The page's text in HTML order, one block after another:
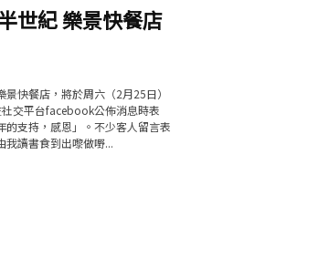
世紀 樂景快餐店
快餐店，將於周六（2月25日）
交平台facebook公佈消息時表
的支持，感恩」。不少客人留言表
我讀書食到出嚟做嘢...